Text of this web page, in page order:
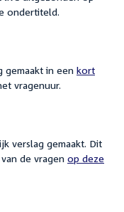
ondertiteld.
gemaakt in een kort
vragenuur.
verslag gemaakt. Dit
de vragen op deze